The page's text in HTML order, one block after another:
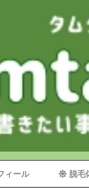
ィール 脱毛
サイトマップ
人プロフィール
脱毛体験談
エット関連
ラシマニア